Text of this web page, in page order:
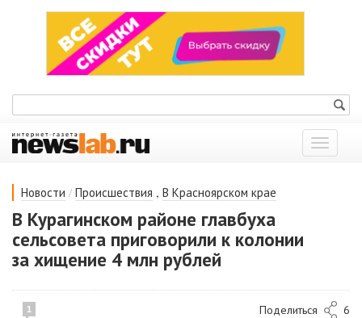
Показать
меню
Новости / Происшествия , В Красноярском крае
В Курагинском районе главбуха
сельсовета приговорили к колонии
за хищение 4 млн рублей
1 Поделиться 6